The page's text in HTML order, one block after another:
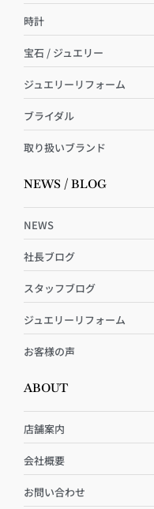
時計
宝石 / ジュエリー
ジュエリーリフォーム
ブライダル
取り扱いブランド
NEWS / BLOG
NEWS
社長ブログ
スタッフブログ
ジュエリーリフォーム
お客様の声
ABOUT
店舗案内
会社概要
お問い合わせ